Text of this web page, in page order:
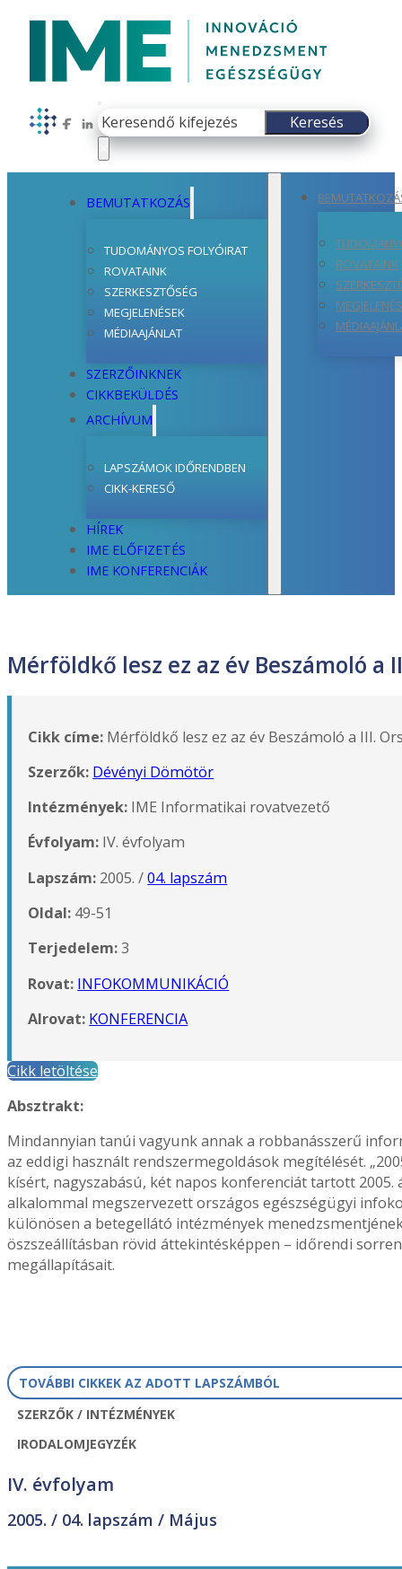
Follow us on Facebook
Follow us on LinkedIn
Keresés
Keresés
BEMUTATKOZÁS
TUDOMÁNYOS FOLYÓIRAT
ROVATAINK
SZERKESZTŐSÉG
MEGJELENÉSEK
MÉDIAAJÁNLAT
SZERZŐINKNEK
CIKKBEKÜLDÉS
ARCHÍVUM
LAPSZÁMOK IDŐRENDBEN
CIKK-KERESŐ
HÍREK
IME ELŐFIZETÉS
IME KONFERENCIÁK
ROVATAINK
Mérföldkő lesz ez az év Beszámoló
Cikk címe: Mérföldkő lesz ez az év Beszámoló a III.
Szerzők: Dévényi Dömötör
Intézmények: IME Informatikai rovatvezető
Évfolyam: IV. évfolyam
Lapszám: 2005. /04. lapszám
Oldal: 49-51
Terjedelem:3
Rovat: INFOKOMMUNIKÁCIÓ
Alrovat: KONFERENCIA
Cikk letöltése
Absztrakt:
Mindannyian tanúi vagyunk annak a robbanásszerű
az eddigi használt rendszermegoldások megítélését.
kísért, nagyszabású, két napos konferenciát tartott 2005.
alkalommal megszervezett országos egészségügyi
különösen a betegellátó intézmények
öszszeállításban rövid áttekintésképpen – időrendi
megállapításait.
TOVÁBBI CIKKEK AZ ADOTT LAPSZÁMBÓL
SZERZŐK / INTÉZMÉNYEK
IRODALOMJEGYZÉK
IV. évfolyam
2005. / 04. lapszám / Május